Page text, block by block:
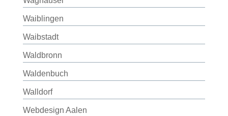
Waiblingen
Waibstadt
Waldbronn
Waldenbuch
Walldorf
Webdesign Aalen